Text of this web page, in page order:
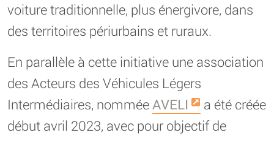
voiture traditionnelle, plus énergivore, dans
des territoires périurbains et ruraux.
En parallèle à cette initiative une association
des Acteurs des Véhicules Légers
Intermédiaires, nomméeAVELI
a été créée
début avril 2023, avec pour objectif de